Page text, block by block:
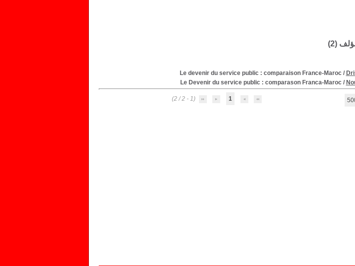
(
2
)
Le devenir du service public : comparaison France-Maroc/
Le Devenir du service public : comparason Franca-Maroc/
1
(1 - 2 / 2)